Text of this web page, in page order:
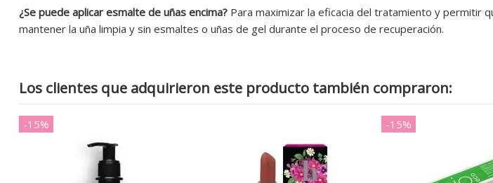
¿Se puede aplicar esmalte de uñas encima? Para maximizar la eficacia del tratamiento y permitir
mantener la uña limpia y sin esmaltes o uñas de gel durante el proceso de recuperación.
Los clientes que adquirieron este producto también compraron:
-15% -15%